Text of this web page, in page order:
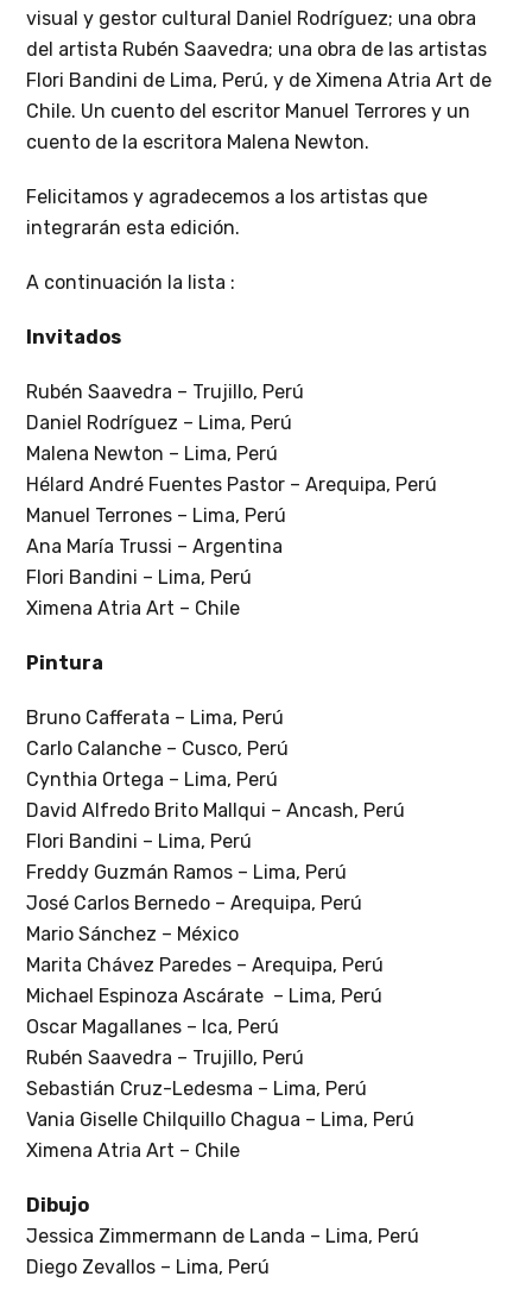
visual y gestor cultural Daniel Rodríguez; una obra
del artista Rubén Saavedra; una obra de las artistas
Flori Bandini de Lima, Perú, y de Ximena Atria Art de
Chile. Un cuento del escritor Manuel Terrores y un
cuento de la escritora Malena Newton.
Felicitamos y agradecemos a los artistas que
integrarán esta edición.
A continuación la lista :
Invitados
Rubén Saavedra – Trujillo, Perú
Daniel Rodríguez – Lima, Perú
Malena Newton – Lima, Perú
Hélard André Fuentes Pastor – Arequipa, Perú
Manuel Terrones – Lima, Perú
Ana María Trussi – Argentina
Flori Bandini – Lima, Perú
Ximena Atria Art – Chile
Pintura
Bruno Cafferata – Lima, Perú
Carlo Calanche – Cusco, Perú
Cynthia Ortega – Lima, Perú
David Alfredo Brito Mallqui – Ancash, Perú
Flori Bandini – Lima, Perú
Freddy Guzmán Ramos – Lima, Perú
José Carlos Bernedo – Arequipa, Perú
Mario Sánchez – México
Marita Chávez Paredes – Arequipa, Perú
Michael Espinoza Ascárate – Lima, Perú
Oscar Magallanes – Ica, Perú
Rubén Saavedra – Trujillo, Perú
Sebastián Cruz-Ledesma – Lima, Perú
Vania Giselle Chilquillo Chagua – Lima, Perú
Ximena Atria Art – Chile
Dibujo
Jessica Zimmermann de Landa – Lima, Perú
Diego Zevallos – Lima, Perú